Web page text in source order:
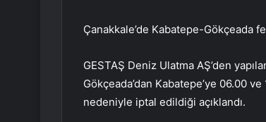
Çanakkale’de Kabatepe-Gökçeada
GESTAŞ Deniz Ulatma AŞ’den
Gökçeada’dan Kabatepe’ye 06.00
nedeniyle iptal edildiği açıklandı.